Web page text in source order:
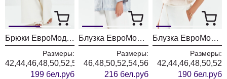
Брюки ЕвроМода 765 молочный
Размеры:
42,44,46,48,50,52,54,56
199 бел.руб
Блузка ЕвроМода 762 голубой
Размеры:
46,48,50,52,54,56
216 бел.руб
Блузка ЕвроМода 754 золотисто-бежевый
Размеры:
42,44,46,48,50,52
190 бел.руб